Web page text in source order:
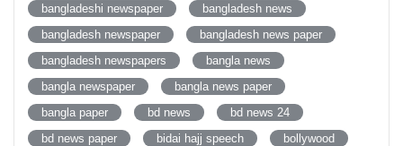
bangladeshi newspaper
bangladesh news
bangladesh newspaper
bangladesh news paper
bangladesh newspapers
bangla news
bangla newspaper
bangla news paper
bangla paper
bd news
bd news 24
bd news paper
bidai hajj speech
bollywood